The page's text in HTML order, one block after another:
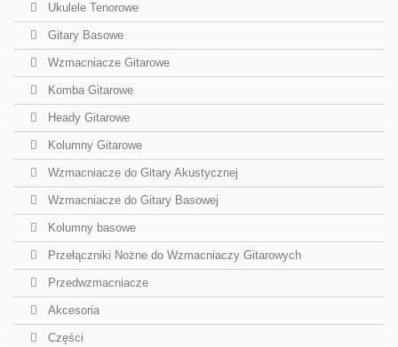
Ukulele Tenorowe
Gitary Basowe
Wzmacniacze Gitarowe
Komba Gitarowe
Heady Gitarowe
Kolumny Gitarowe
Wzmacniacze do Gitary Akustycznej
Wzmacniacze do Gitary Basowej
Kolumny basowe
Przełączniki Nożne do Wzmacniaczy Gitarowych
Przedwzmacniacze
Akcesoria
Części